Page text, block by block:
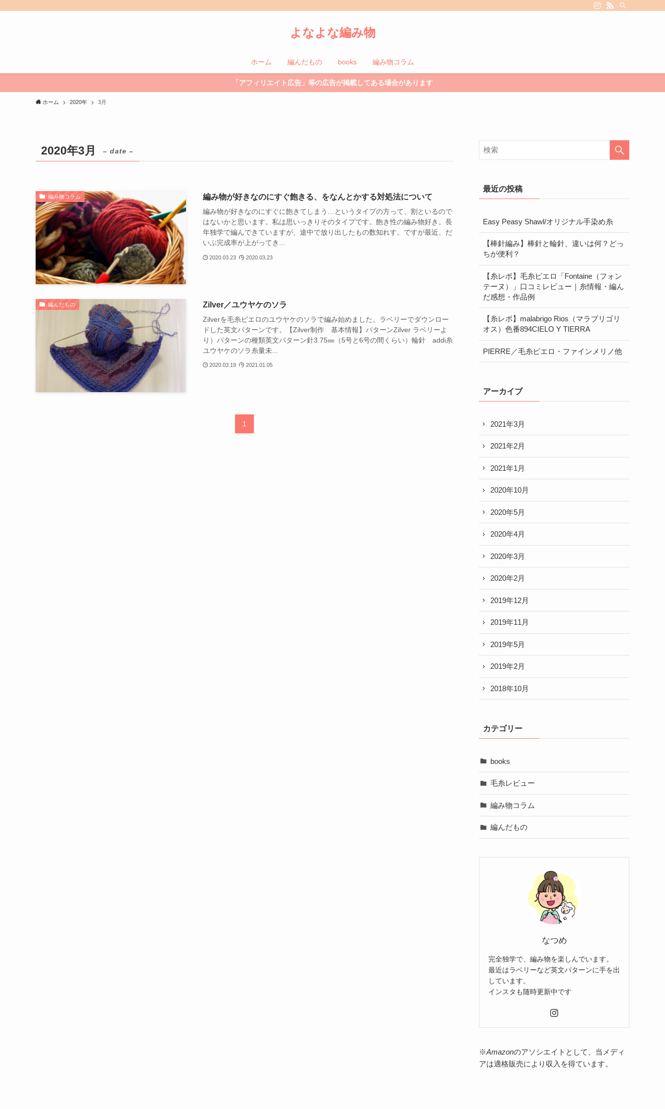
よなよな編み物
ホーム 編んだもの books 編み物コラム
「アフィリエイト広告」等の広告が掲載してある場合があります
ホーム 2020年 3月
2020年3月 – date –
編み物コラム 編み物が好きなのにすぐ飽きる、をなんとかする対処法について
編み物が好きなのにすぐに飽きてしまう…というタイプの方って、割といるので
はないかと思います。私は思いっきりそのタイプです。飽き性の編み物好き。長
年独学で編んできていますが、途中で放り出したもの数知れす。ですが最近、だ
いぶ完成率が上がってき...
2020.03.23 2020.03.23
編んだもの Zilver／ユウヤケのソラ
Zilverを毛糸ピエロのユウヤケのソラで編み始めました。ラベリーでダウンロー
ドした英文パターンです。【Zilver制作 基本情報】パターンZilver ラベリーよ
り）パターンの種類英文パターン針3.75㎜（5号と6号の間くらい）輪針 addi糸
ユウヤケのソラ糸量未...
2020.03.19 2021.01.05
1
最近の投稿
Easy Peasy Shawl/オリジナル手染め糸
【棒針編み】棒針と輪針、違いは何？どっ
ちが便利？
【糸レポ】毛糸ピエロ「Fontaine（フォン
テーヌ）」口コミレビュー｜糸情報・編ん
だ感想・作品例
【糸レポ】malabrigo Rios（マラブリゴリ
オス）色番894CIELO Y TIERRA
PIERRE／毛糸ピエロ・ファインメリノ他
アーカイブ
2021年3月
2021年2月
2021年1月
2020年10月
2020年5月
2020年4月
2020年3月
2020年2月
2019年12月
2019年11月
2019年5月
2019年2月
2018年10月
カテゴリー
books
毛糸レビュー
編み物コラム
編んだもの
なつめ
完全独学で、編み物を楽しんでいます。
最近はラベリーなど英文パターンに手を出
しています。
インスタも随時更新中です
※Amazonのアソシエイトとして、当メディ
アは適格販売により収入を得ています。